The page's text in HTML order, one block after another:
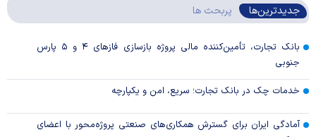
جدیدترین‌ها پربحث ها
بانک تجارت، تأمین‌کننده مالی پروژه بازسازی فاز‌های ۴ و ۵ پارس
جنوبی
خدمات چک در بانک تجارت؛ سریع، امن و یکپارچه
آمادگی ایران برای گسترش همکاری‌های صنعتی پروژه‌محور با اعضای